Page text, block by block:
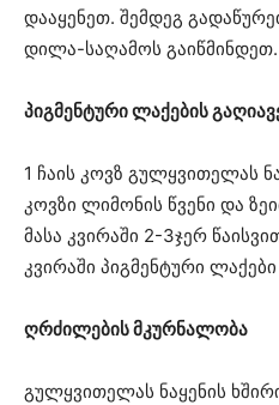
დააყენეთ. შემდეგ
დილა-საღამოს გაიწმინდეთ.
პიგმენტური ლაქების
1 ჩაის კოვზ გულყვითელას
კოვზი ლიმონის წვენი და
მასა კვირაში 2-3ჯერ
კვირაში პიგმენტური
ღრძილების მკურნალობა
გულყვითელას ნაყენის